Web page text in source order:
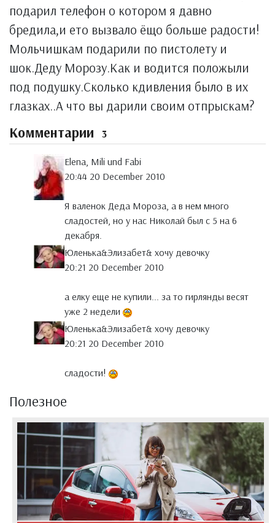
подарил телефон о котором я давно
бредила,и ето вызвало ёщо больше радости!
Мольчишкам подарили по пистолету и
шок.Деду Морозу.Как и водится положыли
под подушку.Сколько кдивления было в их
глазках..А что вы дарили своим отпрыскам?
Комментарии 3
Elena, Mili und Fabi
20:44 20 December 2010
Я валенок Деда Мороза, а в нем много
сладостей, но у нас Николай был с 5 на 6
декабря.
Юленька&Элизабет& хочу девочку
20:21 20 December 2010
а елку еще не купили... за то гирлянды весят
уже 2 недели
Юленька&Элизабет& хочу девочку
20:21 20 December 2010
сладости!
Полезное